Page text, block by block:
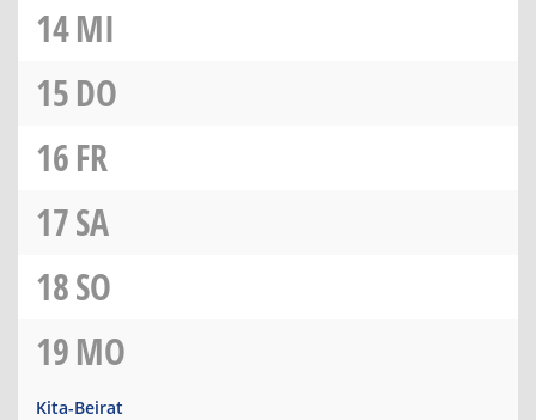
14MI
15DO
16FR
17SA
18SO
19MO
Kita-Beirat